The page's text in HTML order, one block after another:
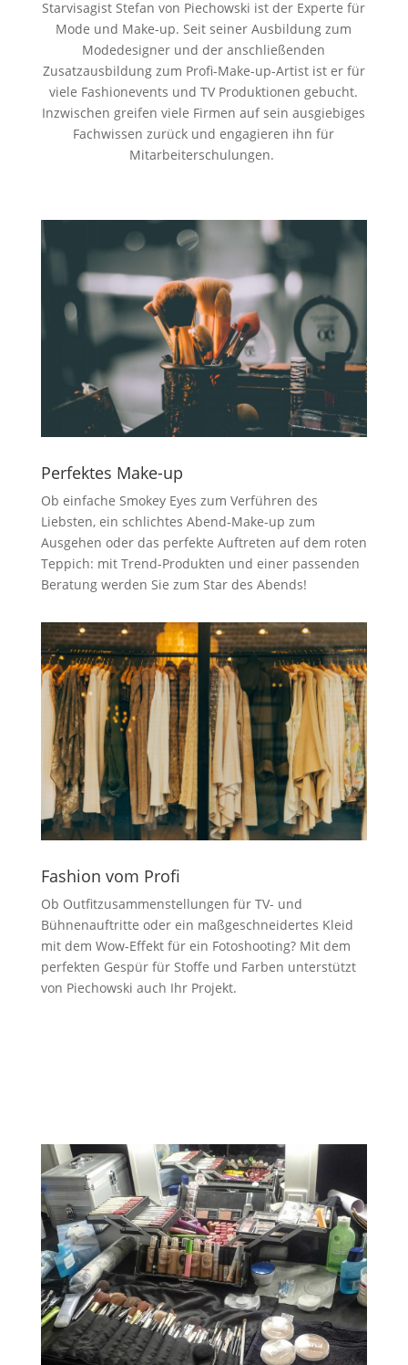
Starvisagist Stefan von Piechowski ist der Experte für
Mode und Make-up. Seit seiner Ausbildung zum
Modedesigner und der anschließenden
Zusatzausbildung zum Profi-Make-up-Artist ist er für
viele Fashionevents und TV Produktionen gebucht.
Inzwischen greifen viele Firmen auf sein ausgiebiges
Fachwissen zurück und engagieren ihn für
Mitarbeiterschulungen.
Perfektes Make-up
Ob einfache Smokey Eyes zum Verführen des
Liebsten, ein schlichtes Abend-Make-up zum
Ausgehen oder das perfekte Auftreten auf dem roten
Teppich: mit Trend-Produkten und einer passenden
Beratung werden Sie zum Star des Abends!
Fashion vom Profi
Ob Outfitzusammenstellungen für TV- und
Bühnenauftritte oder ein maßgeschneidertes Kleid
mit dem Wow-Effekt für ein Fotoshooting? Mit dem
perfekten Gespür für Stoffe und Farben unterstützt
von Piechowski auch Ihr Projekt.